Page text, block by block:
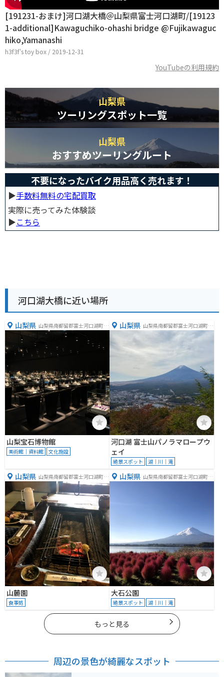
[191231-おまけ]河口湖大橋＠山梨県富士河口湖町/[19123
1-additional]Kawaguchiko-ohashi bridge @Fujikawaguc
hiko,Yamanashi
h3f3f's toy box / 2019-12-31
YouTubeの利用規約
山梨県
ツーリングスポット一覧
山梨県
おすすめツーリングルート
不要になったバイク用品高く売れます！
▶︎手数料無料の宅配買取
実際に売ってみた体験談
▶︎こちら
河口湖大橋に近い場所
山梨県 山梨県南都留郡富士河口湖町船
津６７１３
山梨宝石博物館
美術館｜資料館 文化施設
山梨県 山梨県南都留郡富士河口湖町浅
川１１６３−１
河口湖 富士山パノラマロープウ
ェイ
絶景スポット 湖｜川｜滝
山梨県 山梨県南都留郡富士河口湖町船
津３３７０−１
山麓園
食事処
山梨県 山梨県南都留郡富士河口湖町大
大石公園
絶景スポット 湖｜川｜滝
もっと見る
周辺の景色が綺麗なスポット